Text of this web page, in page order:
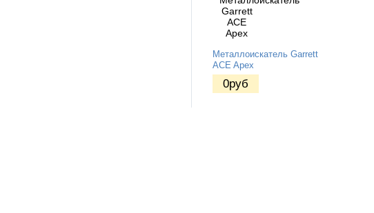
Металлоискатель Garrett
ACE Apex
0руб